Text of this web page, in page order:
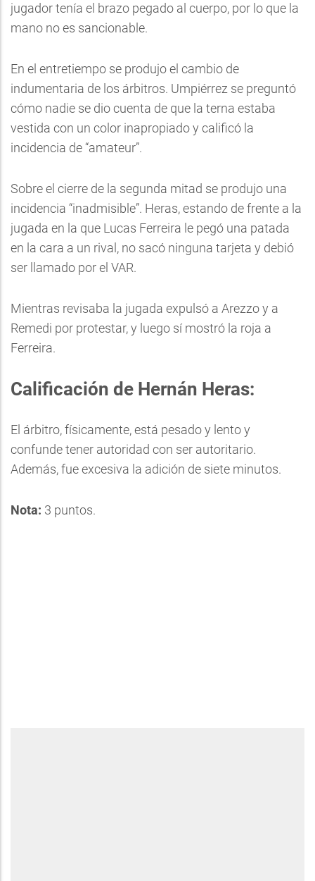
jugador tenía el brazo pegado al cuerpo, por lo que la
mano no es sancionable.
En el entretiempo se produjo el cambio de
indumentaria de los árbitros. Umpiérrez se preguntó
cómo nadie se dio cuenta de que la terna estaba
vestida con un color inapropiado y calificó la
incidencia de “amateur”.
Sobre el cierre de la segunda mitad se produjo una
incidencia “inadmisible”. Heras, estando de frente a la
jugada en la que Lucas Ferreira le pegó una patada
en la cara a un rival, no sacó ninguna tarjeta y debió
ser llamado por el VAR.
Mientras revisaba la jugada expulsó a Arezzo y a
Remedi por protestar, y luego sí mostró la roja a
Ferreira.
Calificación de Hernán Heras:
El árbitro, físicamente, está pesado y lento y
confunde tener autoridad con ser autoritario.
Además, fue excesiva la adición de siete minutos.
Nota: 3 puntos.